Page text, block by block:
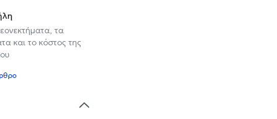
τα
και το κόστος της